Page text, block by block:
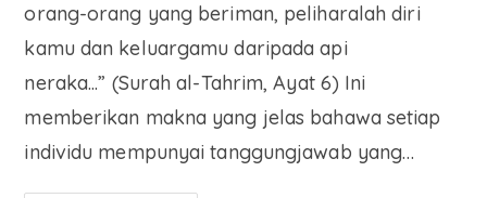
orang-orang yang beriman, peliharalah diri
kamu dan keluargamu daripada api
neraka...” (Surah al-Tahrim, Ayat 6) Ini
memberikan makna yang jelas bahawa setiap
individu mempunyai tanggungjawab yang…